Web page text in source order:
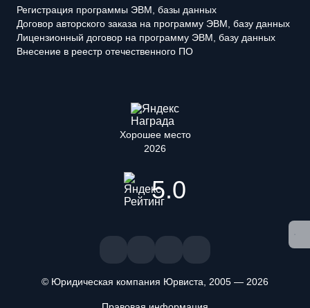
Регистрация программы ЭВМ, базы данных
Договор авторского заказа на программу ЭВМ, базу данных
Лицензионный договор на программу ЭВМ, базу данных
Внесение в реестр отечественного ПО
Хорошее место
2026
5.0
© Юридическая компания Юрвиста, 2005 — 2026